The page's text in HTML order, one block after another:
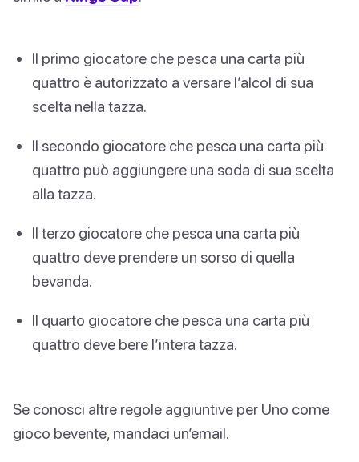
Il primo giocatore che pesca una carta più
quattro è autorizzato a versare l’alcol di sua
scelta nella tazza.
Il secondo giocatore che pesca una carta più
quattro può aggiungere una soda di sua scelta
alla tazza.
Il terzo giocatore che pesca una carta più
quattro deve prendere un sorso di quella
bevanda.
Il quarto giocatore che pesca una carta più
quattro deve bere l’intera tazza.
Se conosci altre regole aggiuntive per Uno come
gioco bevente, mandaci un’email.